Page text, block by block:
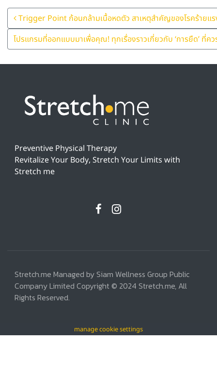
Post Navigation
Trigger Point ก้อนกล้ามเนื้อหดตัว สาเหตุสำคัญของโรคร้ายแ
โปรแกรมที่ออกแบบมาเพื่อคุณ! ทุกเรื่องราวเกี่ยวกับ ‘การยืด’ ที่
Preventive Physical Therapy
Revitalize Your Body, Stretch Your Limits with
Stretch me
Stretch.me Managed by Siam Wellness Group Public
Company Limited Copyright © 2024 Stretch.me, All
Rights Reserved.
manage cookie settings